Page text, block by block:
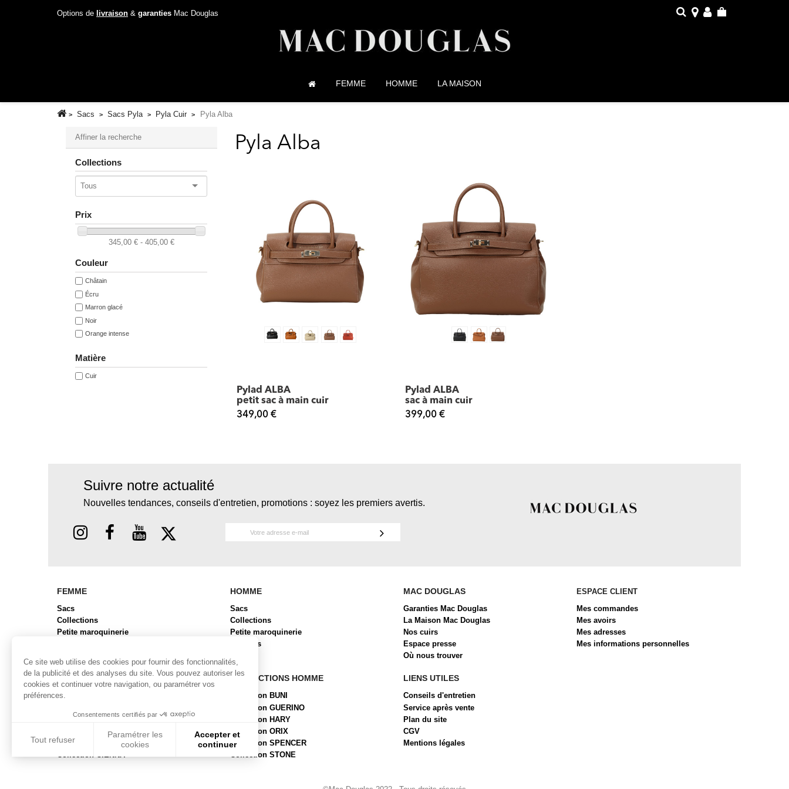
Options de livraison & garanties Mac Douglas
FEMME HOMME LA MAISON
Sacs Sacs Pyla Pyla Cuir Pyla Alba
Affiner la recherche
Collections
Tous
Prix
345,00 € - 405,00 €
Couleur
Châtain
Écru
Marron glacé
Noir
Orange intense
Matière
Cuir
Pyla Alba
Pylad ALBA
petit sac à main cuir
349,00 €
Pylad ALBA
sac à main cuir
399,00 €
Suivre notre actualité
Nouvelles tendances, conseils d'entretien, promotions : soyez les premiers avertis.
FEMME
Sacs
Collections
Petite maroquinerie
HOMME
Sacs
Collections
Petite maroquinerie
Bagages
MAC DOUGLAS
Garanties Mac Douglas
La Maison Mac Douglas
Nos cuirs
Espace presse
Où nous trouver
ESPACE CLIENT
Mes commandes
Mes avoirs
Mes adresses
Mes informations personnelles
COLLECTIONS FEMME
Collection ALBA
Collection BUBR
Collection BUNI
Collection CABAS
COLLECTIONS HOMME
Collection BUNI
Collection GUERINO
Collection HARY
Collection ORIX
Collection SPENCER
Collection STONE
LIENS UTILES
Conseils d'entretien
Service après vente
Plan du site
CGV
Mentions légales
Ce site web utilise des cookies pour fournir des fonctionnalités,
de la publicité et des analyses du site. Vous pouvez autoriser les
cookies et continuer votre navigation, ou paramétrer vos
préférences.
Consentements certifiés par
Tout refuser
Paramétrer les
cookies
Accepter et
continuer